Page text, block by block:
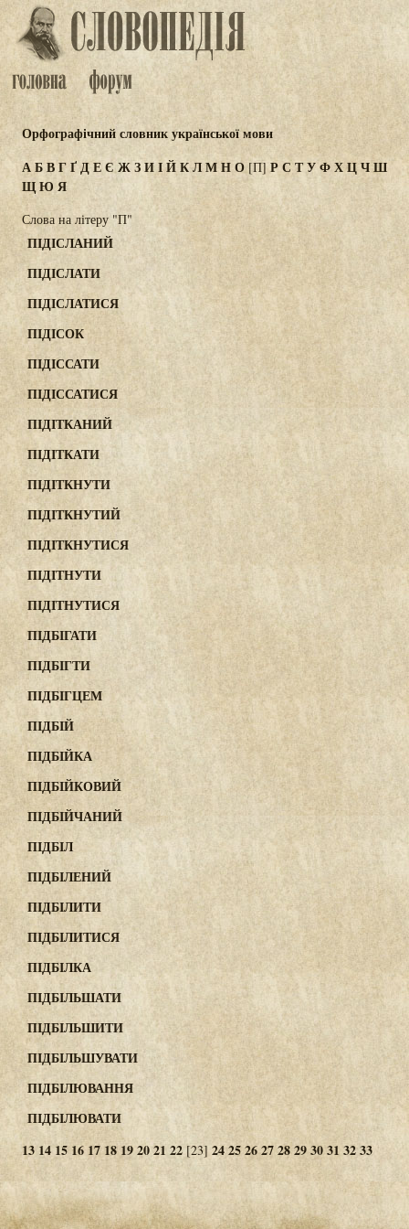
Орфографічний словник української мови
АБВГҐДЕЄ ЖЗИІЙКЛМНО [П]РСТУФХЦЧШ
ЩЮ Я
Слова на літеру "П"
ПІДІСЛАНИЙ
ПІДІСЛАТИ
ПІДІСЛАТИСЯ
ПІДІСОК
ПІДІССАТИ
ПІДІССАТИСЯ
ПІДІТКАНИЙ
ПІДІТКАТИ
ПІДІТКНУТИ
ПІДІТКНУТИЙ
ПІДІТКНУТИСЯ
ПІДІТНУТИ
ПІДІТНУТИСЯ
ПІДБІГАТИ
ПІДБІГТИ
ПІДБІГЦЕМ
ПІДБІЙ
ПІДБІЙКА
ПІДБІЙКОВИЙ
ПІДБІЙЧАНИЙ
ПІДБІЛ
ПІДБІЛЕНИЙ
ПІДБІЛИТИ
ПІДБІЛИТИСЯ
ПІДБІЛКА
ПІДБІЛЬШАТИ
ПІДБІЛЬШИТИ
ПІДБІЛЬШУВАТИ
ПІДБІЛЮВАННЯ
ПІДБІЛЮВАТИ
13 14 15 16 17 18 192021 22 [23] 24252627282930313233